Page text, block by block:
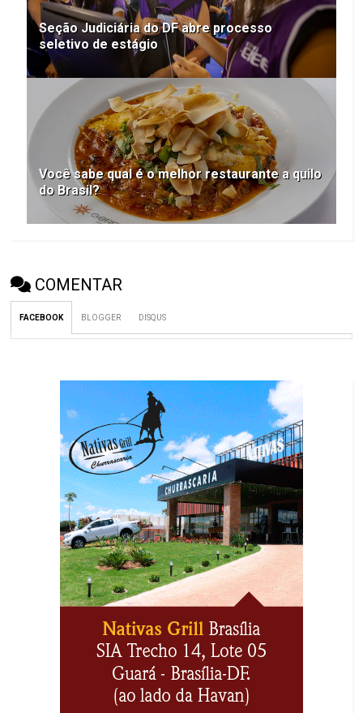
Seção Judiciária do DF abre processo
seletivo de estágio
Você sabe qual é o melhor restaurante a quilo
do Brasil?
COMENTAR
FACEBOOK BLOGGER DISQUS